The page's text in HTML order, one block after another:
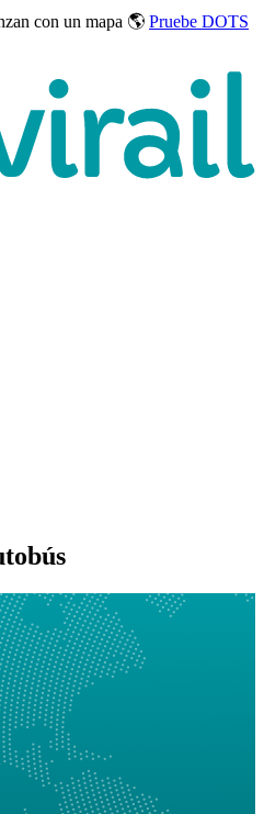
con un mapa 🌎 Pruebe DOTS